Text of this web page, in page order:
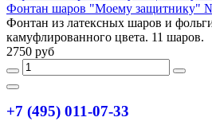
Фонтан шаров "Моему защитнику"
Фонтан из латексных шаров и
камуфлированного цвета. 11 шаров.
2750 руб
+7 (495) 011-07-33